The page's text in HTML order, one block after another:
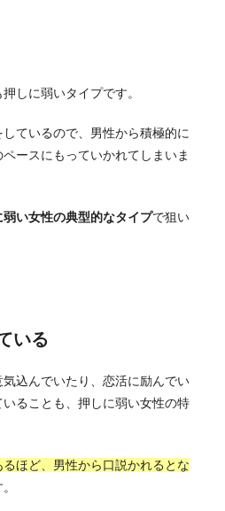
しに弱いタイプです。
ているので、男性から積極的に
ースにもっていかれてしまいま
弱い女性の典型的なタイプで狙い
いる
気込んでいたり、恋活に励んでい
ることも、押しに弱い女性の特
ほど、男性から口説かれるとな